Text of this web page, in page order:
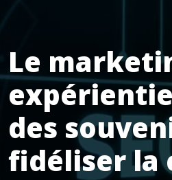
Le
des
fidéliser la